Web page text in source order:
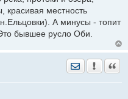
красивая местность
А минусы - топит
бывшее русло Оби.
Отправить